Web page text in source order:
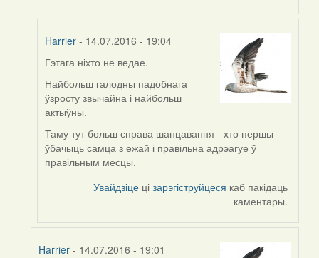
Harrier - 14.07.2016 - 19:04
In
reply
to
by
Гэтага ніхто не ведае.
Найбольш галодны падобнага
ўзросту звычайна і найбольш
актыўны.
Таму тут больш справа шанцавання - хто першы
ўбачыць самца з ежай і правільна адрэагуе ў
правільным месцы.
Увайдзіце цізарэгіструйцеся каб пакідаць
каментары.
Harrier- 14.07.2016 - 19:01